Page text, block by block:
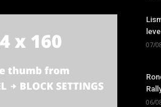
07/
06/